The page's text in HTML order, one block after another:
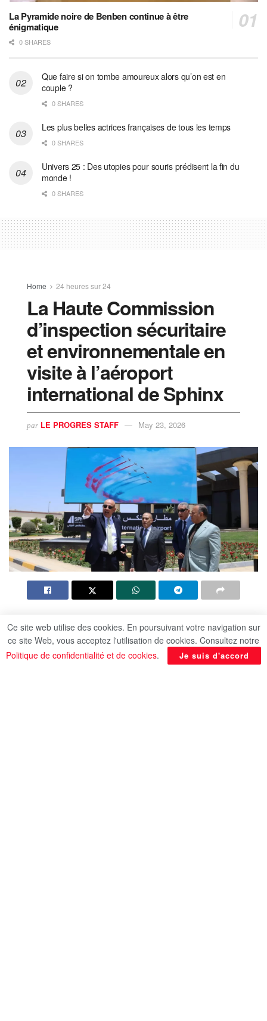
La Pyramide noire de Benben continue à être
énigmatique
0 SHARES
Que faire si on tombe amoureux alors qu’on est en
couple ?
0 SHARES
Les plus belles actrices françaises de tous les temps
0 SHARES
Univers 25 : Des utopies pour souris prédisent la fin du
monde !
0 SHARES
Home 24 heures sur 24
La Haute Commission
d’inspection sécuritaire
et environnementale en
visite à l’aéroport
international de Sphinx
par LE PROGRES STAFF May 23, 2026
de la sécurité et de la sûreté
Par : Mohamed Atteya
Ce site web utilise des cookies. En poursuivant votre navigation sur
ce site Web, vous acceptez l'utilisation de cookies. Consultez notre
Politique de confidentialité et de cookies. Je suis d'accord